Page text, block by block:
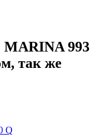
MARINA 993
, так же